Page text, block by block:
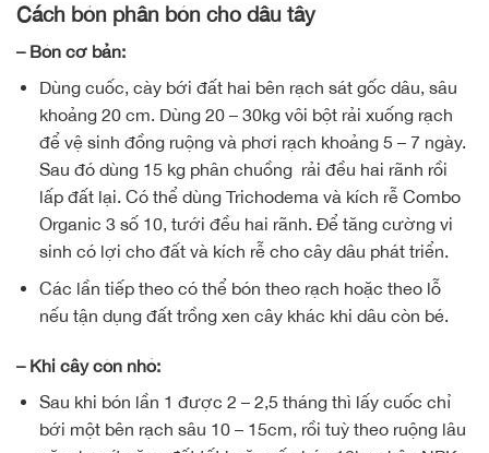
Cách bón phân bón cho dâu tây
– Bón cơ bản:
Dùng cuốc, cày bới đất hai bên rạch sát gốc dâu, sâu
khoảng 20 cm. Dùng 20 – 30kg vôi bột rải xuống rạch
để vệ sinh đồng ruộng và phơi rạch khoảng 5 – 7 ngày.
Sau đó dùng 15 kg phân chuồng rải đều hai rãnh rồi
lấp đất lại. Có thể dùng Trichodema và kích rễ Combo
Organic 3 số 10, tưới đều hai rãnh. Để tăng cường vi
sinh có lợi cho đất và kích rễ cho cây dâu phát triển.
Các lần tiếp theo có thể bón theo rạch hoặc theo lỗ
nếu tận dụng đất trồng xen cây khác khi dâu còn bé.
– Khi cây còn nhỏ:
Sau khi bón lần 1 được 2 – 2,5 tháng thì lấy cuốc chỉ
bới một bên rạch sâu 10 – 15cm, rồi tuỳ theo ruộng lâu